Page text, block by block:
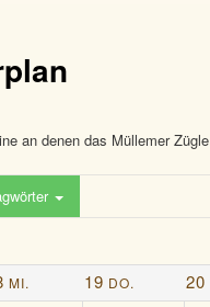
an denen das Müllemer
MI. 19 DO. 20